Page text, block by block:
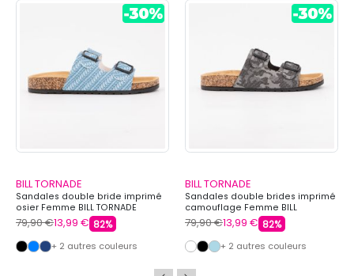
BILL TORNADE
Sandales double bride imprimé
osier Femme BILL TORNADE
79,90 €13,99 € 82%
+ 2 autres couleurs
BILL TORNADE
Sandales double brides imprimé
camouflage Femme BILL
TORNADE
79,90 €13,99 € 82%
+ 2 autres couleurs